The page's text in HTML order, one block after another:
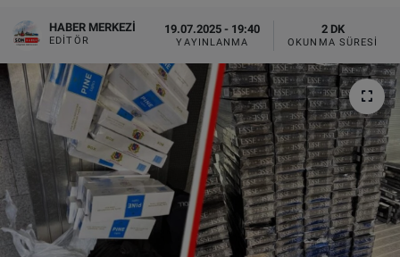
HABER MERKEZI
EDITÖR
19.07.2025 - 19:40
YAYINLANMA
2 DK
OKUNMA SÜRESI
BİLİM-TEKNOLOJİ
SAĞLIK
FOTO GALERİ
VIDEO GALERİ
ALGEMENE VOORWAARDEN
CONTACT
Çerez Politikası
Haber Arşivi